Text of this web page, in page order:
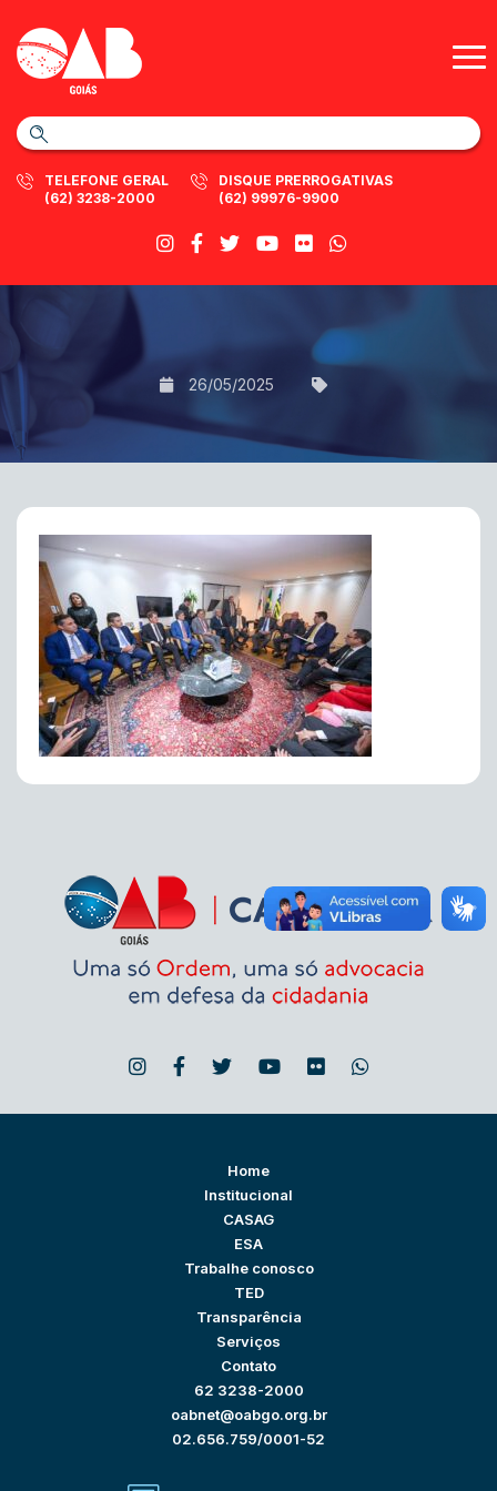
TELEFONE GERAL
(62) 3238-2000
DISQUE PRERROGATIVAS
(62) 99976-9900
26/05/2025
Home
Institucional
CASAG
ESA
Trabalhe conosco
TED
Transparência
Serviços
Contato
62 3238-2000
oabnet@oabgo.org.br
02.656.759/0001-52